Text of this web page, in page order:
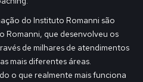
do Instituto Romanni são
Romanni, que desenvolveu os
de milhares de atendimentos
mais diferentes áreas.
o que realmente mais funciona